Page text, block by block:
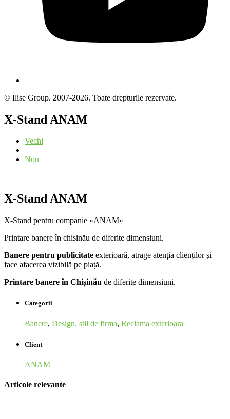
© Ilise Group. 2007-2026. Toate drepturile rezervate.
X-Stand ANAM
Vechi
Nou
X-Stand ANAM
X-Stand pentru companie «ANAM»
Printare banere în chisinău de diferite dimensiuni.
Banere pentru publicitate exterioară, atrage atenția clienților și
face afacerea vizibilă pe piață.
Printare banere în Chișinău de diferite dimensiuni.
Categorii
Banere, Design, stil de firma, Reclama exterioara
Client
ANAM
Articole relevante